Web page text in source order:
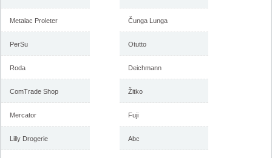
-istekla akcija-
nameštaja, katalog 7-31.
Metalac Proleter
PerSu
Roda
ComTrade Shop
Mercator
Lilly Drogerie
Čunga Lunga
Otutto
Deichmann
Žitko
Fuji
Abc